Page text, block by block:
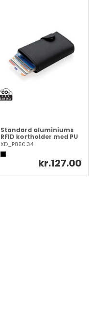
Standard aluminiums
RFID kortholder med PU
pung
XD_P850.34
kr.127.00